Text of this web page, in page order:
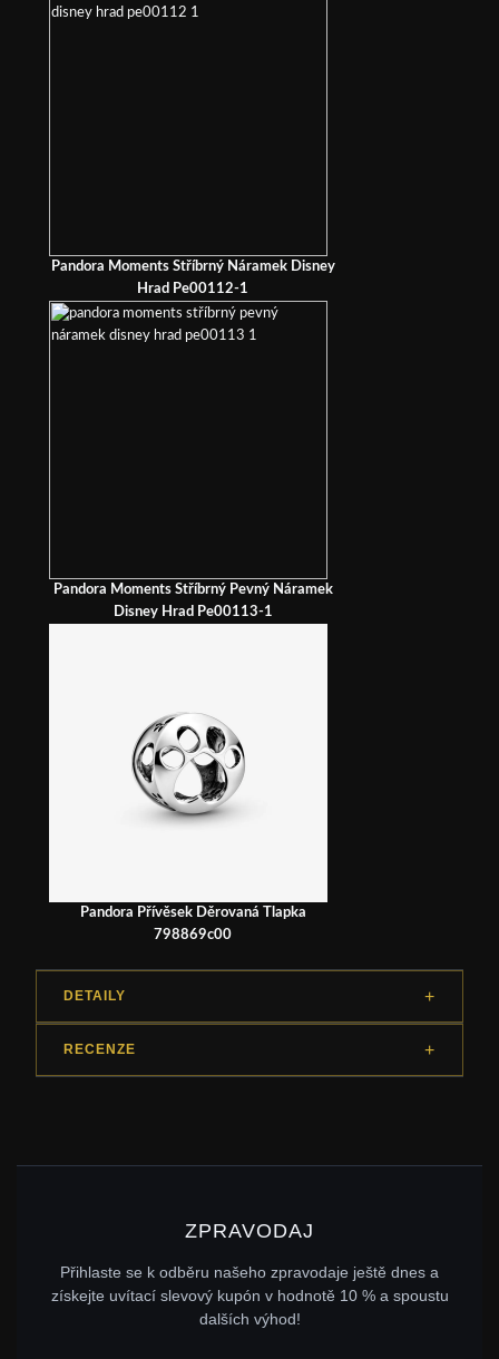
Pandora Moments Stříbrný Náramek Disney
Hrad Pe00112-1
Pandora Moments Stříbrný Pevný Náramek
Disney Hrad Pe00113-1
Pandora Přívěsek Děrovaná Tlapka
798869c00
DETAILY
RECENZE
ZPRAVODAJ
Přihlaste se k odběru našeho zpravodaje ještě dnes a
získejte uvítací slevový kupón v hodnotě 10 % a spoustu
dalších výhod!